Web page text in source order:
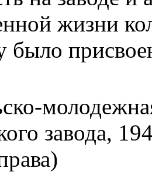
жизни
было
завода,